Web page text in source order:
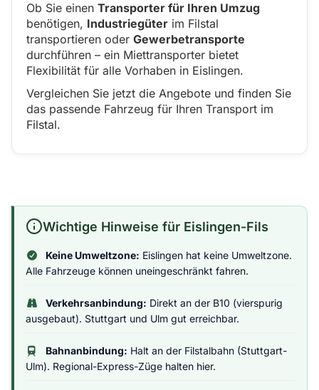
Ob Sie einen Transporter für Ihren Umzug
benötigen, Industriegüter im Filstal
transportieren oder Gewerbetransporte
durchführen – ein Miettransporter bietet
Flexibilität für alle Vorhaben in Eislingen.
Vergleichen Sie jetzt die Angebote und finden Sie
das passende Fahrzeug für Ihren Transport im
Filstal.
Wichtige Hinweise für Eislingen-Fils
Keine Umweltzone: Eislingen hat keine Umweltzone.
Alle Fahrzeuge können uneingeschränkt fahren.
Verkehrsanbindung: Direkt an der B10 (vierspurig
ausgebaut). Stuttgart und Ulm gut erreichbar.
Bahnanbindung: Halt an der Filstalbahn (Stuttgart-
Ulm). Regional-Express-Züge halten hier.